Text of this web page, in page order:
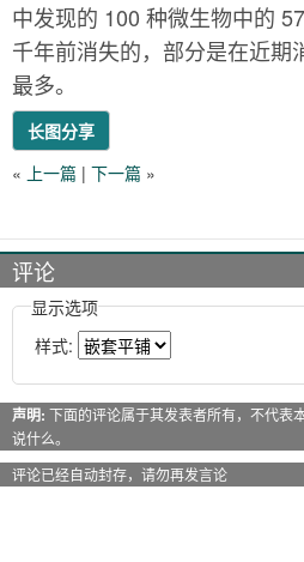
中发现的 100 种微生物中的
千年前消失的，部分是在近期
最多。
长图分享
« 上一篇 | 下一篇 »
评论
显示选项
样式:
声明: 下面的评论属于其发表者所有，不代表
说什么。
评论已经自动封存，请勿再发言论